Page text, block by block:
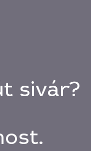
sivár?